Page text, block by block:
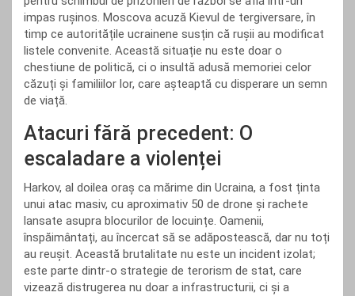
impas rușinos. Moscova acuză Kievul de tergiversare, în
timp ce autoritățile ucrainene susțin că rușii au modificat
listele convenite. Această situație nu este doar o
chestiune de politică, ci o insultă adusă memoriei celor
căzuți și familiilor lor, care așteaptă cu disperare un semn
de viață.
Atacuri fără precedent: O
escaladare a violenței
Harkov, al doilea oraș ca mărime din Ucraina, a fost ținta
unui atac masiv, cu aproximativ 50 de drone și rachete
lansate asupra blocurilor de locuințe. Oamenii,
înspăimântați, au încercat să se adăpostească, dar nu toți
au reușit. Această brutalitate nu este un incident izolat;
este parte dintr-o strategie de terorism de stat, care
vizează distrugerea nu doar a infrastructurii, ci și a